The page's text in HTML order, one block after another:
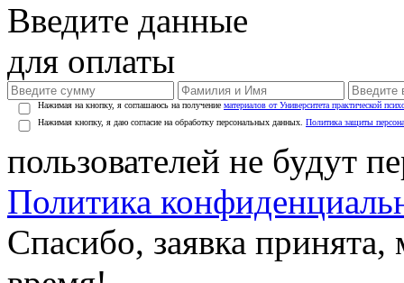
Введите данные
для оплаты
Нажимая на кнопку, я соглашаюсь на получение материалов от Университета практической
Нажимая кнопку, я даю согласие на обработку персональных данных. Политика защиты
пользователей не будут
Политика
Спасибо, заявка